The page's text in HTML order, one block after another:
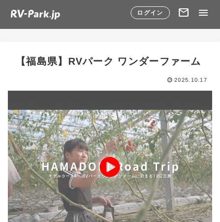
ログイン mail menu
【福島県】RVパーク ワンダーファーム
2025.10.17